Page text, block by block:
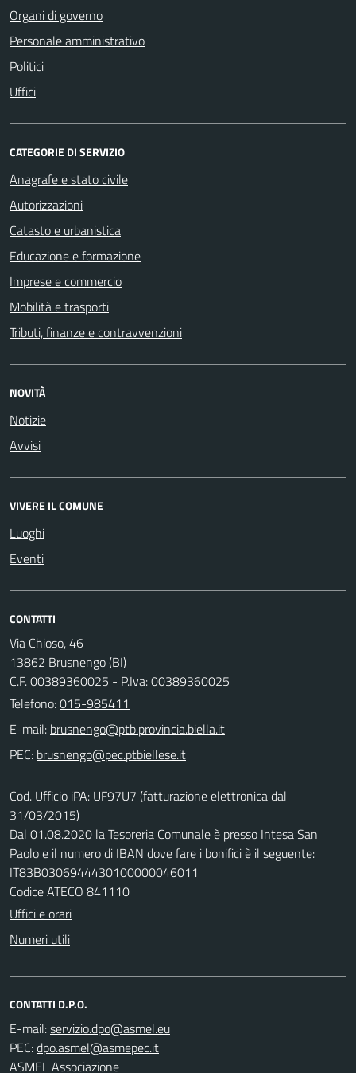
Organi di governo
Personale amministrativo
Politici
Uffici
CATEGORIE DI SERVIZIO
Anagrafe e stato civile
Autorizzazioni
Catasto e urbanistica
Educazione e formazione
Imprese e commercio
Mobilità e trasporti
Tributi, finanze e contravvenzioni
NOVITÀ
Notizie
Avvisi
VIVERE IL COMUNE
Luoghi
Eventi
CONTATTI
Via Chioso, 46
13862 Brusnengo (BI)
C.F. 00389360025 - P.Iva: 00389360025
Telefono:015-985411
E-mail:
PEC:
Cod. Ufficio iPA: UF97U7 (fatturazione elettronica dal
31/03/2015)
Dal 01.08.2020 la Tesoreria Comunale è presso Intesa San
Paolo e il numero di IBAN dove fare i bonifici è il seguente:
IT83B0306944430100000046011
Codice ATECO 841110
Uffici e orari
Numeri utili
CONTATTI D.P.O.
E-mail:
PEC:
ASMEL Associazione